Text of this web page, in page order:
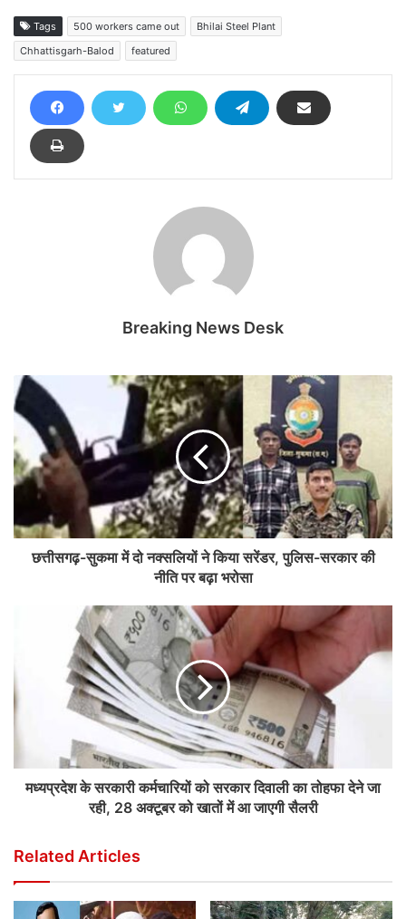
Tags 500 workers came out
Bhilai Steel Plant
Chhattisgarh-Balod
featured
Breaking News Desk
छत्तीसगढ़-सुकमा में दो नक्सलियों ने किया सरेंडर, पुलिस-सरकार की
नीति पर बढ़ा भरोसा
मध्यप्रदेश के सरकारी कर्मचारियों को सरकार दिवाली का तोहफा देने जा
रही, 28 अक्टूबर को खातों में आ जाएगी सैलरी
Related Articles